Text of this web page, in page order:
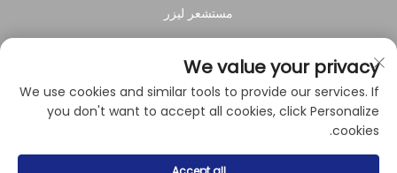
مستشعر ليزر
عن الشركة
سياسة الخصوصية
We value your privacy
We use cookies and similar tools to provide our services. If
you don't want to accept all cookies, click Personalize
cookies.